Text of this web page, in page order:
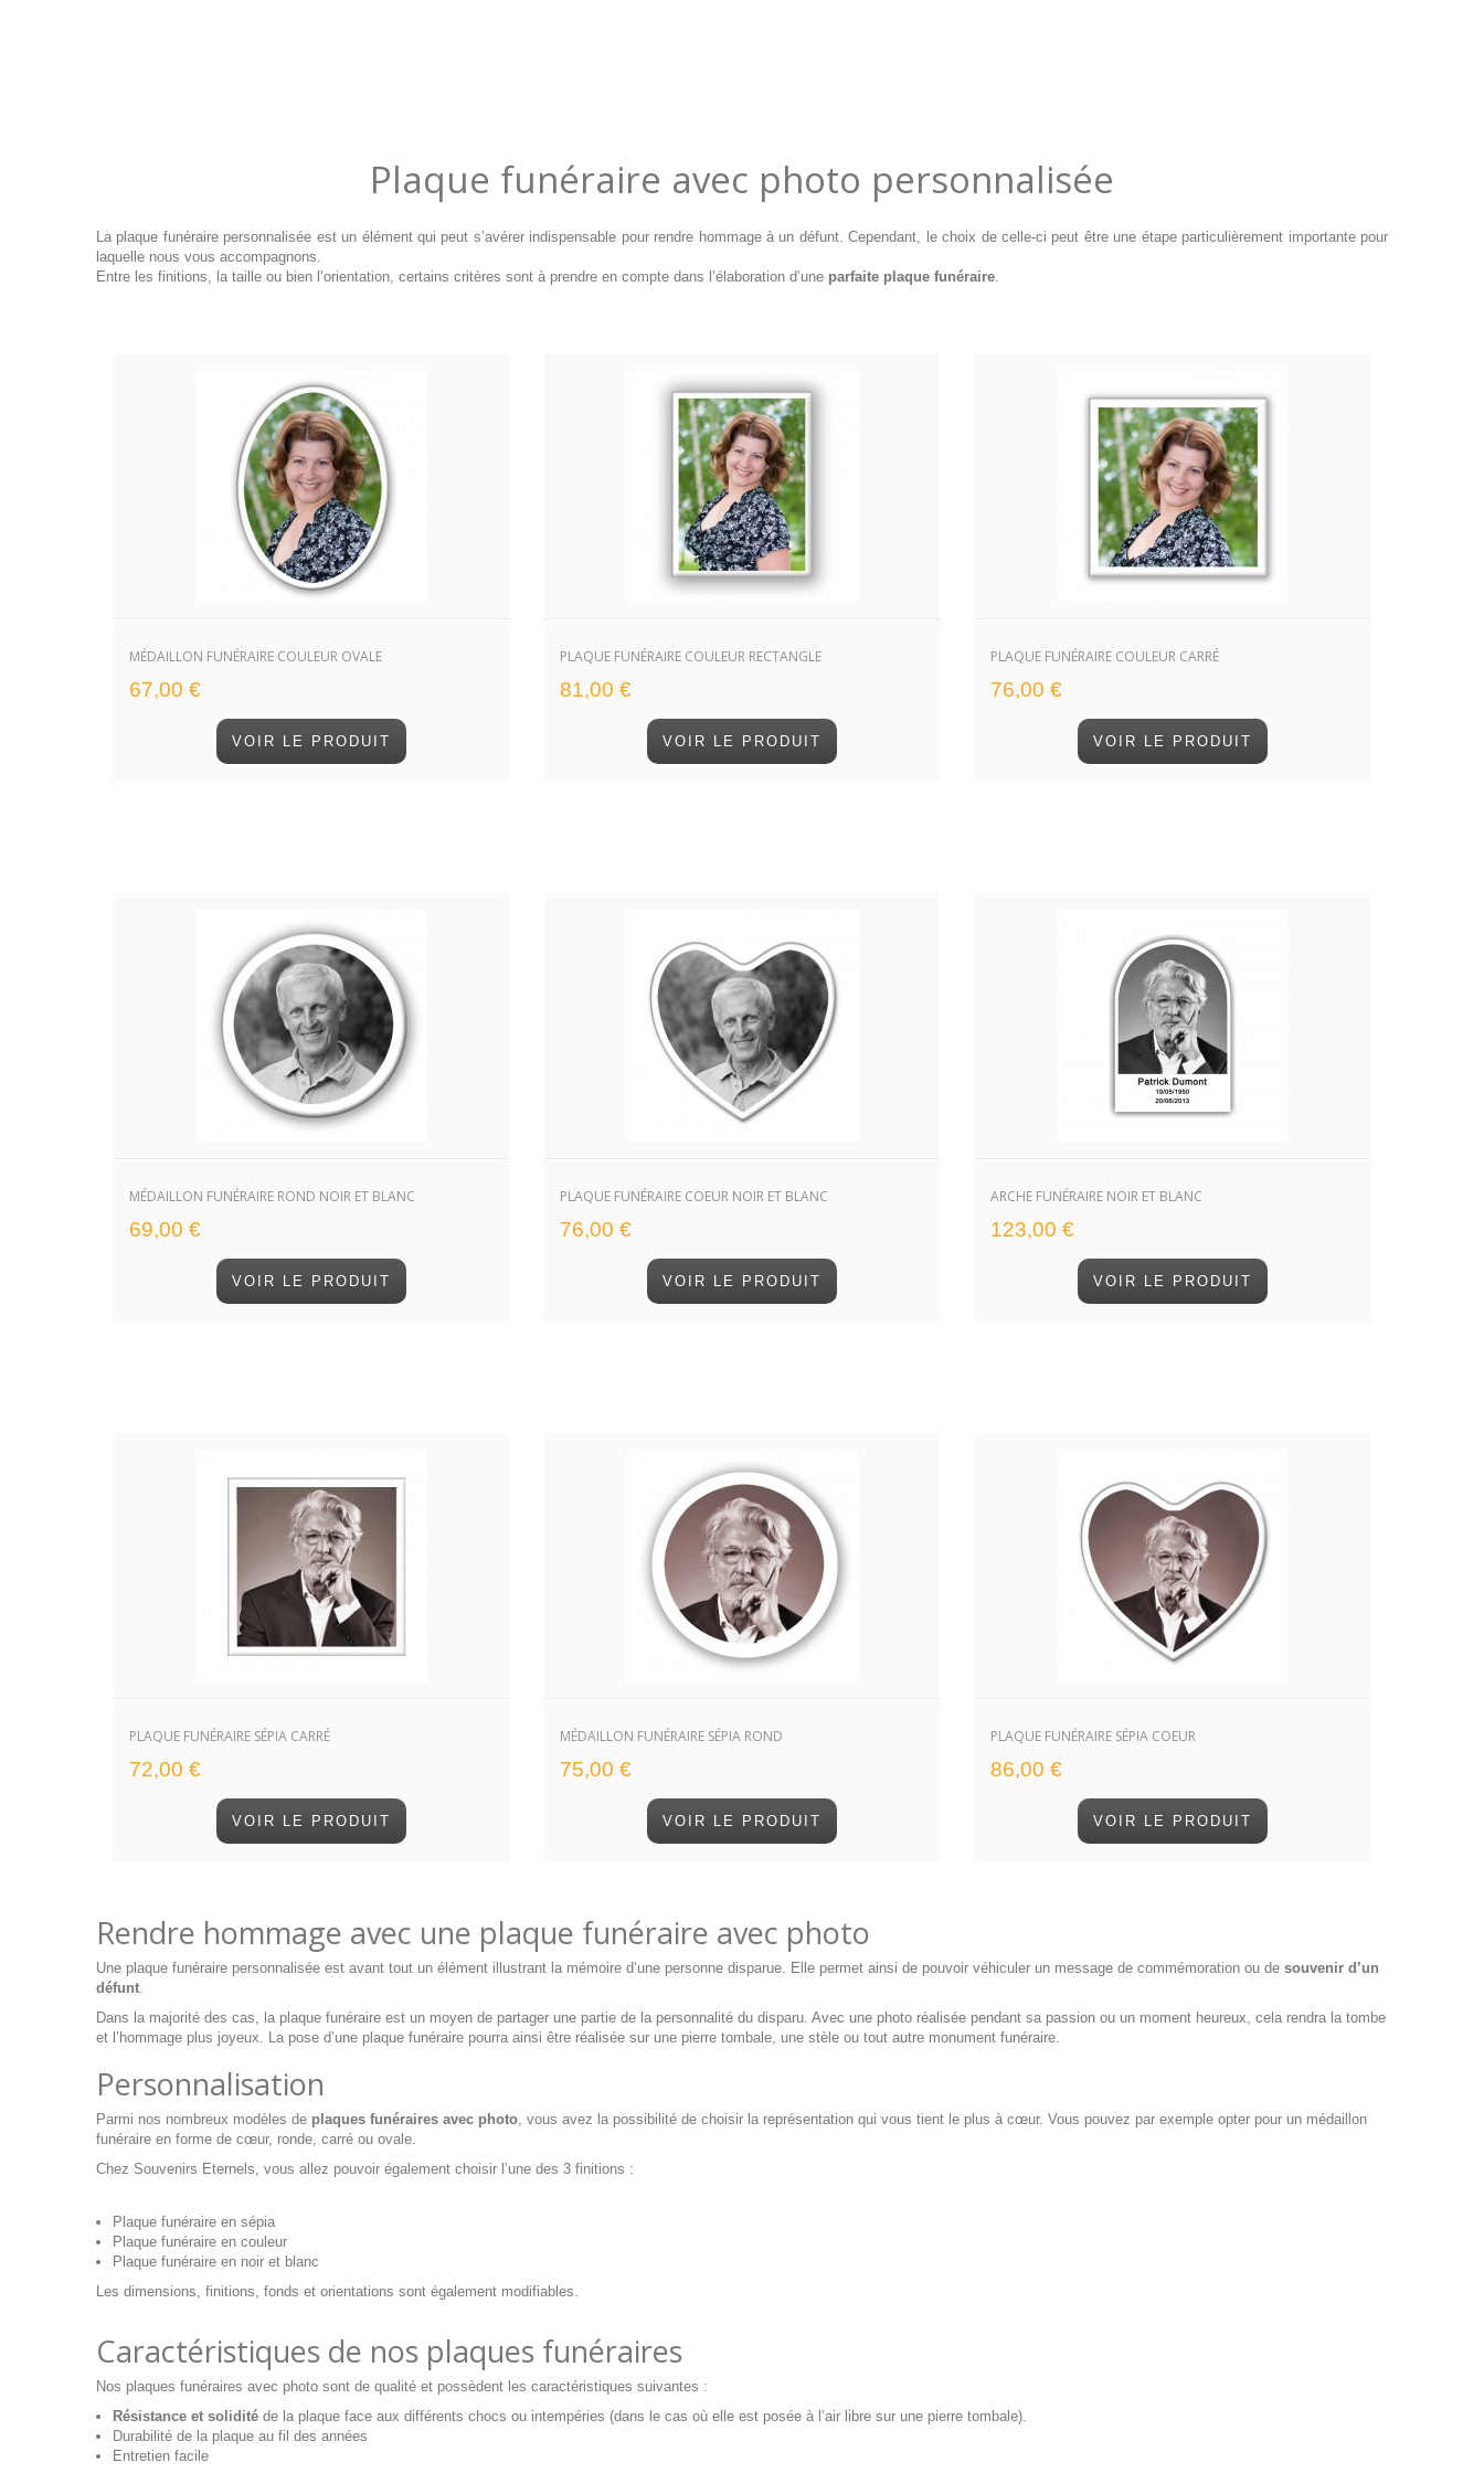
Plaque funéraire avec photo personnalisée
La plaque funéraire personnalisée est un élément qui peut s’avérer indispensable pour rendre hommage à un défunt. Cependant, le choix de celle-ci peut être une étape particulièrement importante pour
laquelle nous vous accompagnons.
Entre les finitions, la taille ou bien l’orientation, certains critères sont à prendre en compte dans l’élaboration d’une parfaite plaque funéraire.
MÉDAILLON FUNÉRAIRE COULEUR OVALE
67,00 €
VOIR LE PRODUIT
PLAQUE FUNÉRAIRE COULEUR RECTANGLE
81,00 €
VOIR LE PRODUIT
PLAQUE FUNÉRAIRE COULEUR CARRÉ
76,00 €
VOIR LE PRODUIT
MÉDAILLON FUNÉRAIRE ROND NOIR ET BLANC
69,00 €
VOIR LE PRODUIT
PLAQUE FUNÉRAIRE COEUR NOIR ET BLANC
76,00 €
VOIR LE PRODUIT
ARCHE FUNÉRAIRE NOIR ET BLANC
123,00 €
VOIR LE PRODUIT
PLAQUE FUNÉRAIRE SÉPIA CARRÉ
72,00 €
VOIR LE PRODUIT
MÉDAILLON FUNÉRAIRE SÉPIA ROND
75,00 €
VOIR LE PRODUIT
PLAQUE FUNÉRAIRE SÉPIA COEUR
86,00 €
VOIR LE PRODUIT
Rendre hommage avec une plaque funéraire avec photo
Une plaque funéraire personnalisée est avant tout un élément illustrant la mémoire d’une personne disparue. Elle permet ainsi de pouvoir véhiculer un message de commémoration ou de souvenir d’un
défunt.
Dans la majorité des cas, la plaque funéraire est un moyen de partager une partie de la personnalité du disparu. Avec une photo réalisée pendant sa passion ou un moment heureux, cela rendra la tombe
et l’hommage plus joyeux. La pose d’une plaque funéraire pourra ainsi être réalisée sur une pierre tombale, une stèle ou tout autre monument funéraire.
Personnalisation
Parmi nos nombreux modèles de plaques funéraires avec photo, vous avez la possibilité de choisir la représentation qui vous tient le plus à cœur. Vous pouvez par exemple opter pour un médaillon
funéraire en forme de cœur, ronde, carré ou ovale.
Chez Souvenirs Eternels, vous allez pouvoir également choisir l’une des 3 finitions :
Plaque funéraire en sépia
Plaque funéraire en couleur
Plaque funéraire en noir et blanc
Les dimensions, finitions, fonds et orientations sont également modifiables.
Caractéristiques de nos plaques funéraires
Nos plaques funéraires avec photo sont de qualité et possèdent les caractéristiques suivantes :
Résistance et solidité de la plaque face aux différents chocs ou intempéries (dans le cas où elle est posée à l’air libre sur une pierre tombale).
Durabilité de la plaque au fil des années
Entretien facile